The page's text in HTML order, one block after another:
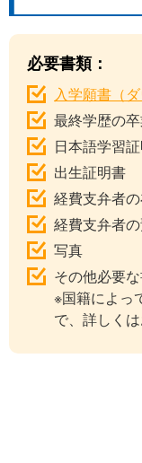
必要書類：
入学願書（ダ
最終学歴の
日本語学習
出生証明書
経費支弁者
経費支弁者
写真
その他必要
※国籍によっ
で、詳しく